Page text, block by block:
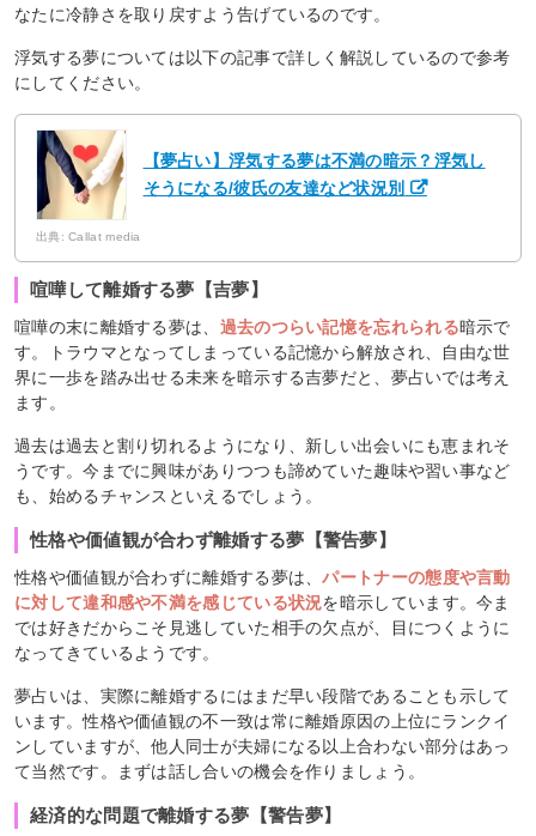
なたに冷静さを取り戻すよう告げているのです。
浮気する夢については以下の記事で詳しく解説しているので参考
にしてください。
【夢占い】浮気する夢は不満の暗示？浮気し
そうになる/彼氏の友達など状況別
出典: Callat media
喧嘩して離婚する夢【吉夢】
喧嘩の末に離婚する夢は、 過去のつらい記憶を忘れられる暗示で
す。トラウマとなってしまっている記憶から解放され、自由な世
界に一歩を踏み出せる未来を暗示する吉夢だと、夢占いでは考え
ます。
過去は過去と割り切れるようになり、新しい出会いにも恵まれそ
うです。今までに興味がありつつも諦めていた趣味や習い事など
も、始めるチャンスといえるでしょう。
性格や価値観が合わず離婚する夢【警告夢】
性格や価値観が合わずに離婚する夢は、パートナーの態度や言動
に対して違和感や不満を感じている状況を暗示しています。今ま
では好きだからこそ見逃していた相手の欠点が、目につくように
なってきているようです。
夢占いは、実際に離婚するにはまだ早い段階であることも示して
います。性格や価値観の不一致は常に離婚原因の上位にランクイ
ンしていますが、他人同士が夫婦になる以上合わない部分はあっ
て当然です。まずは話し合いの機会を作りましょう。
経済的な問題で離婚する夢【警告夢】